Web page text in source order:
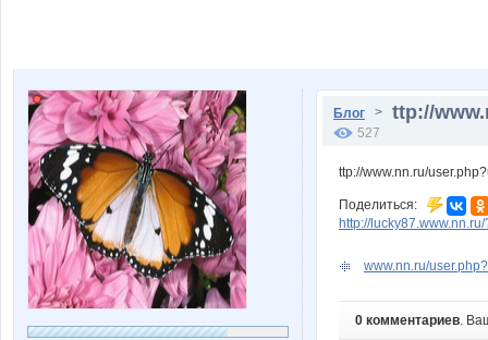
Блог > ttp://
527
ttp://www.nn.ru/
Поделиться:
http://
www.nn.ru/
0 комментариев.